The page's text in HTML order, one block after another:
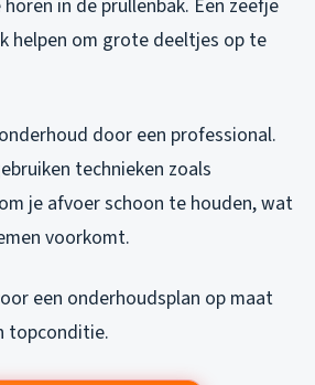
in de prullenbak. Een zeefje
helpen om grote deeltjes op te
door een professional.
technieken zoals
je afvoer schoon te houden, wat
voorkomt.
een onderhoudsplan op maat
topconditie.